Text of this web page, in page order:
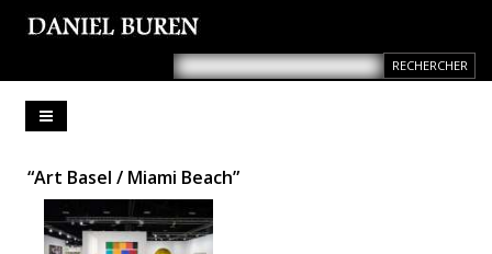
“Art Basel / Miami Beach”